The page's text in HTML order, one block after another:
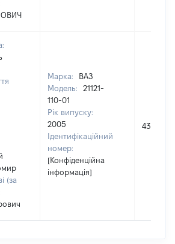
(за
Марка:
ВАЗ
Модель:
21121-
110-01
Рік випуску:
2005
Ідентифікаційний
номер:
[Конфіденційна
інформація]
43260